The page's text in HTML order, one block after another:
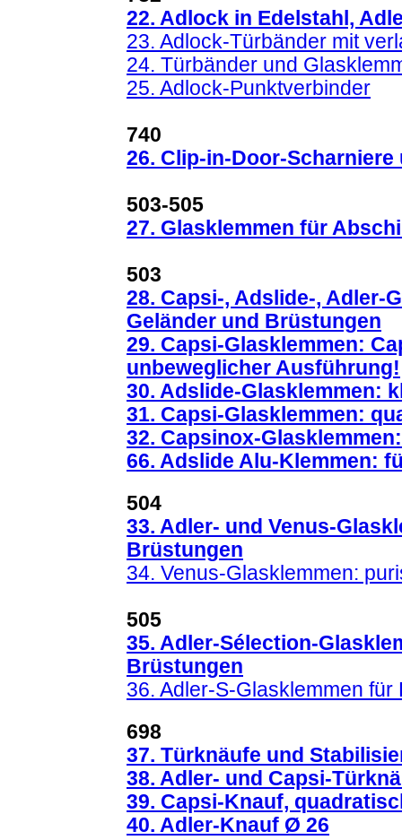
22. Adlock in Edelstahl,
23. Adlock-Türbänder mit
24. Türbänder und
25. Adlock-Punktverbinder
740
26. Clip-in-Door-Scharniere
503-505
27. Glasklemmen für
503
28. Capsi-, Adslide-, Adler-
Geländer und Brüstungen
29. Capsi-Glasklemmen:
unbeweglicher Ausführung!
30. Adslide-Glasklemmen:
31. Capsi-Glasklemmen:
32. Capsinox-
66. Adslide Alu-Klemmen:
504
33. Adler- und Venus-
Brüstungen
34. Venus-Glasklemmen:
505
35. Adler-Sélection-
Brüstungen
36. Adler-S-Glasklemmen
698
37. Türknäufe und
38. Adler- und Capsi-
39. Capsi-Knauf,
40. Adler-Knauf Ø 26